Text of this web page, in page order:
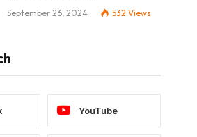
September 26, 2024 532 Views
YouTube